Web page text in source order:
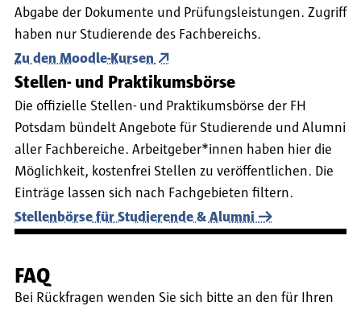
Abgabe der Dokumente und Prüfungsleistungen. Zugriff
haben nur Studierende des Fachbereichs.
Zu den Moodle-Kursen
Stellen- und Praktikumsbörse
Die offizielle Stellen- und Praktikumsbörse der FH
Potsdam bündelt Angebote für Studierende und Alumni
aller Fachbereiche. Arbeitgeber*innen haben hier die
Möglichkeit, kostenfrei Stellen zu veröffentlichen. Die
Einträge lassen sich nach Fachgebieten filtern.
Stellenbörse für Studierende & Alumni
FAQ
Bei Rückfragen wenden Sie sich bitte an den für Ihren